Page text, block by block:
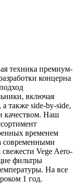
техника премиум-
концерна
включая
также side-by-side,
качеством. Наш
временем
современными
Vege Aero-
фильтры
На все
1 год.